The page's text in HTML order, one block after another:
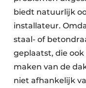
biedt natuurlijk
installateur.
staal- of
geplaatst, die
maken van de
niet afhankelijk